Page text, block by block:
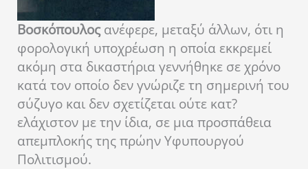
Βοσκόπουλοςανέφερε, μεταξύ άλλων, ότι η
φορολογική υποχρέωση η οποία εκκρεμεί
ακόμη στα δικαστήρια γεννήθηκε σε χρόνο
κατά τον οποίο δεν γνώριζε τη σημερινή του
σύζυγο και δεν σχετίζεται ούτε κατ?
ελάχιστον με την ίδια, σε μια προσπάθεια
απεμπλοκής της πρώην Υφυπουργού
Πολιτισμού.